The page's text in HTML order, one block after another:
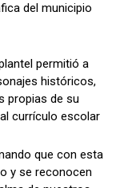
del municipio
permitió a
históricos,
propias de su
currículo escolar
que con esta
y se reconocen